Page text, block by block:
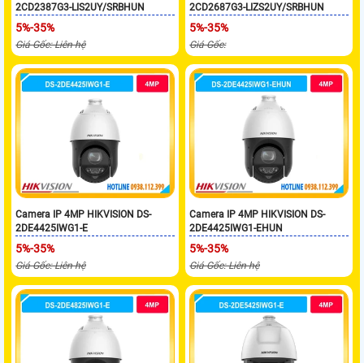
2CD2387G3-LIS2UY/SRBHUN
5%-35%
Giá Gốc: Liên hệ
2CD2687G3-LIZS2UY/SRBHUN
5%-35%
Giá Gốc:
Camera IP 4MP HIKVISION DS-
2DE4425IWG1-E
5%-35%
Giá Gốc: Liên hệ
Camera IP 4MP HIKVISION DS-
2DE4425IWG1-EHUN
5%-35%
Giá Gốc: Liên hệ